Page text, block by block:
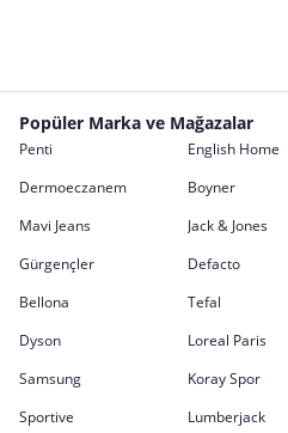
Popüler Marka ve Mağazalar
Penti English Home
Dermoeczanem
Boyner
Mavi Jeans
Jack & Jones
Gürgençler
Defacto
Bellona
Tefal
Dyson
Loreal Paris
Samsung
Koray Spor
Sportive
Lumberjack